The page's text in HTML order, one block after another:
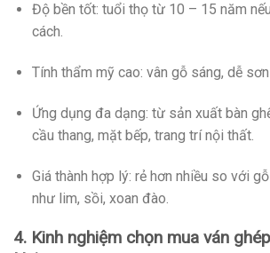
Độ bền tốt: tuổi thọ từ 10 – 15 năm
cách.
Tính thẩm mỹ cao: vân gỗ sáng, dễ
Ứng dụng đa dạng: từ sản xuất bàn
cầu thang, mặt bếp, trang trí nội thất.
Giá thành hợp lý: rẻ hơn nhiều so với
như lim, sồi, xoan đào.
4. Kinh nghiệm chọn mua ván